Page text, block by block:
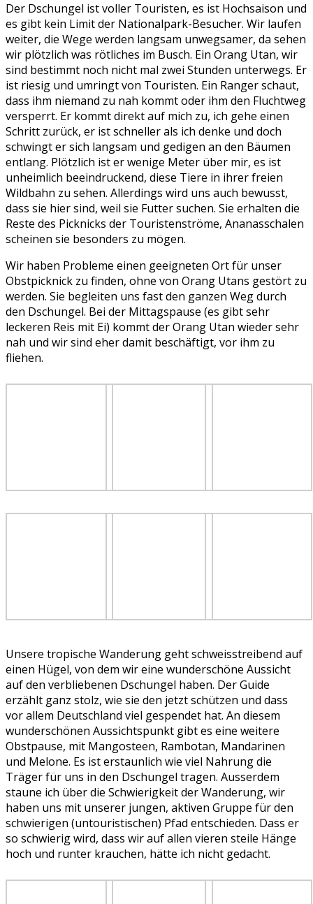
Der Dschungel ist voller Touristen, es ist Hochsaison und
es gibt kein Limit der Nationalpark-Besucher. Wir laufen
weiter, die Wege werden langsam unwegsamer, da sehen
wir plötzlich was rötliches im Busch. Ein Orang Utan, wir
sind bestimmt noch nicht mal zwei Stunden unterwegs. Er
ist riesig und umringt von Touristen. Ein Ranger schaut,
dass ihm niemand zu nah kommt oder ihm den Fluchtweg
versperrt. Er kommt direkt auf mich zu, ich gehe einen
Schritt zurück, er ist schneller als ich denke und doch
schwingt er sich langsam und gedigen an den Bäumen
entlang. Plötzlich ist er wenige Meter über mir, es ist
unheimlich beeindruckend, diese Tiere in ihrer freien
Wildbahn zu sehen. Allerdings wird uns auch bewusst,
dass sie hier sind, weil sie Futter suchen. Sie erhalten die
Reste des Picknicks der Touristenströme, Ananasschalen
scheinen sie besonders zu mögen.
Wir haben Probleme einen geeigneten Ort für unser
Obstpicknick zu finden, ohne von Orang Utans gestört zu
werden. Sie begleiten uns fast den ganzen Weg durch
den Dschungel. Bei der Mittagspause (es gibt sehr
leckeren Reis mit Ei) kommt der Orang Utan wieder sehr
nah und wir sind eher damit beschäftigt, vor ihm zu
fliehen.
Unsere tropische Wanderung geht schweisstreibend auf
einen Hügel, von dem wir eine wunderschöne Aussicht
auf den verbliebenen Dschungel haben. Der Guide
erzählt ganz stolz, wie sie den jetzt schützen und dass
vor allem Deutschland viel gespendet hat. An diesem
wunderschönen Aussichtspunkt gibt es eine weitere
Obstpause, mit Mangosteen, Rambotan, Mandarinen
und Melone. Es ist erstaunlich wie viel Nahrung die
Träger für uns in den Dschungel tragen. Ausserdem
staune ich über die Schwierigkeit der Wanderung, wir
haben uns mit unserer jungen, aktiven Gruppe für den
schwierigen (untouristischen) Pfad entschieden. Dass er
so schwierig wird, dass wir auf allen vieren steile Hänge
hoch und runter krauchen, hätte ich nicht gedacht.